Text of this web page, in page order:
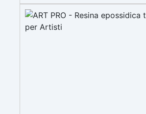
BPA/VOC free e certificata
prolungato con la